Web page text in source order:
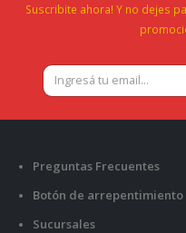
Suscribite ahora! Y no dejes
Preguntas Frecuentes
Botón de arrepentimiento
Sucursales